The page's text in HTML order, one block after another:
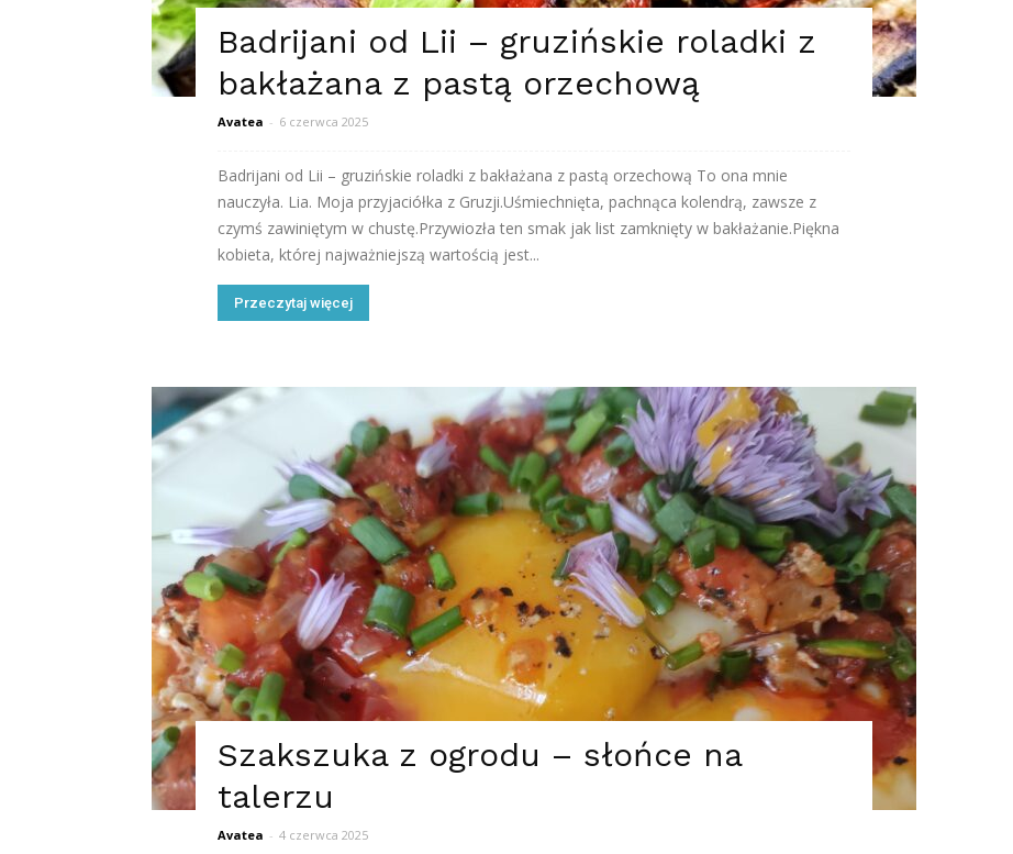
Badrijani od Lii – gruzińskie roladki z
bakłażana z pastą orzechową
Avatea - 6 czerwca 2025
Badrijani od Lii – gruzińskie roladki z bakłażana z pastą orzechową To ona mnie
nauczyła. Lia. Moja przyjaciółka z Gruzji.Uśmiechnięta, pachnąca kolendrą, zawsze z
czymś zawiniętym w chustę.Przywiozła ten smak jak list zamknięty w bakłażanie.Piękna
kobieta, której najważniejszą wartością jest...
Przeczytaj więcej
Szakszuka z ogrodu – słońce na
talerzu
Avatea - 4 czerwca 2025